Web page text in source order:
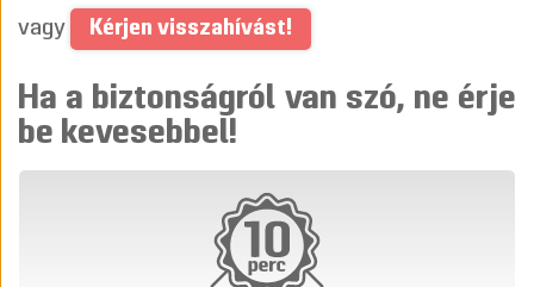
vagy Kérjen visszahívást!
Ha a biztonságról van szó, ne érje
be kevesebbel!